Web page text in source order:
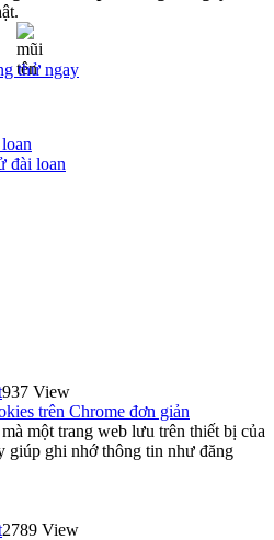
thử ngay
đài loan
937 View
trên Chrome đơn giản
một trang web lưu trên thiết bị của
giúp ghi nhớ thông tin như đăng
2789 View